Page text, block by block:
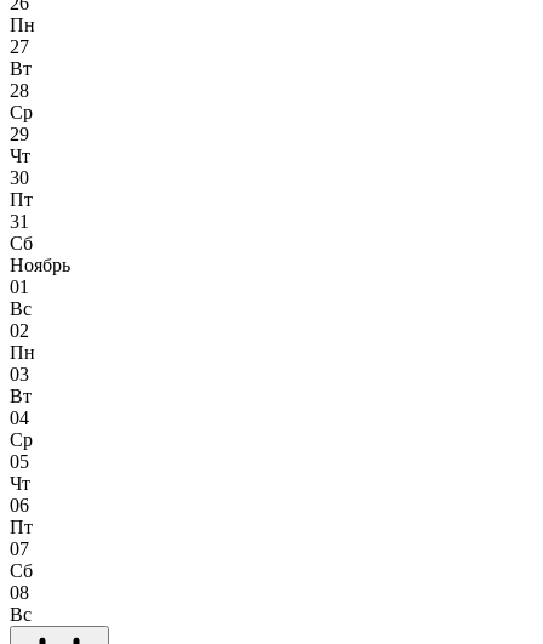
Пн
27
Вт
28
Ср
29
Чт
30
Пт
31
Сб
Ноябрь
01
Вс
02
Пн
03
Вт
04
Ср
05
Чт
06
Пт
07
Сб
08
Вс